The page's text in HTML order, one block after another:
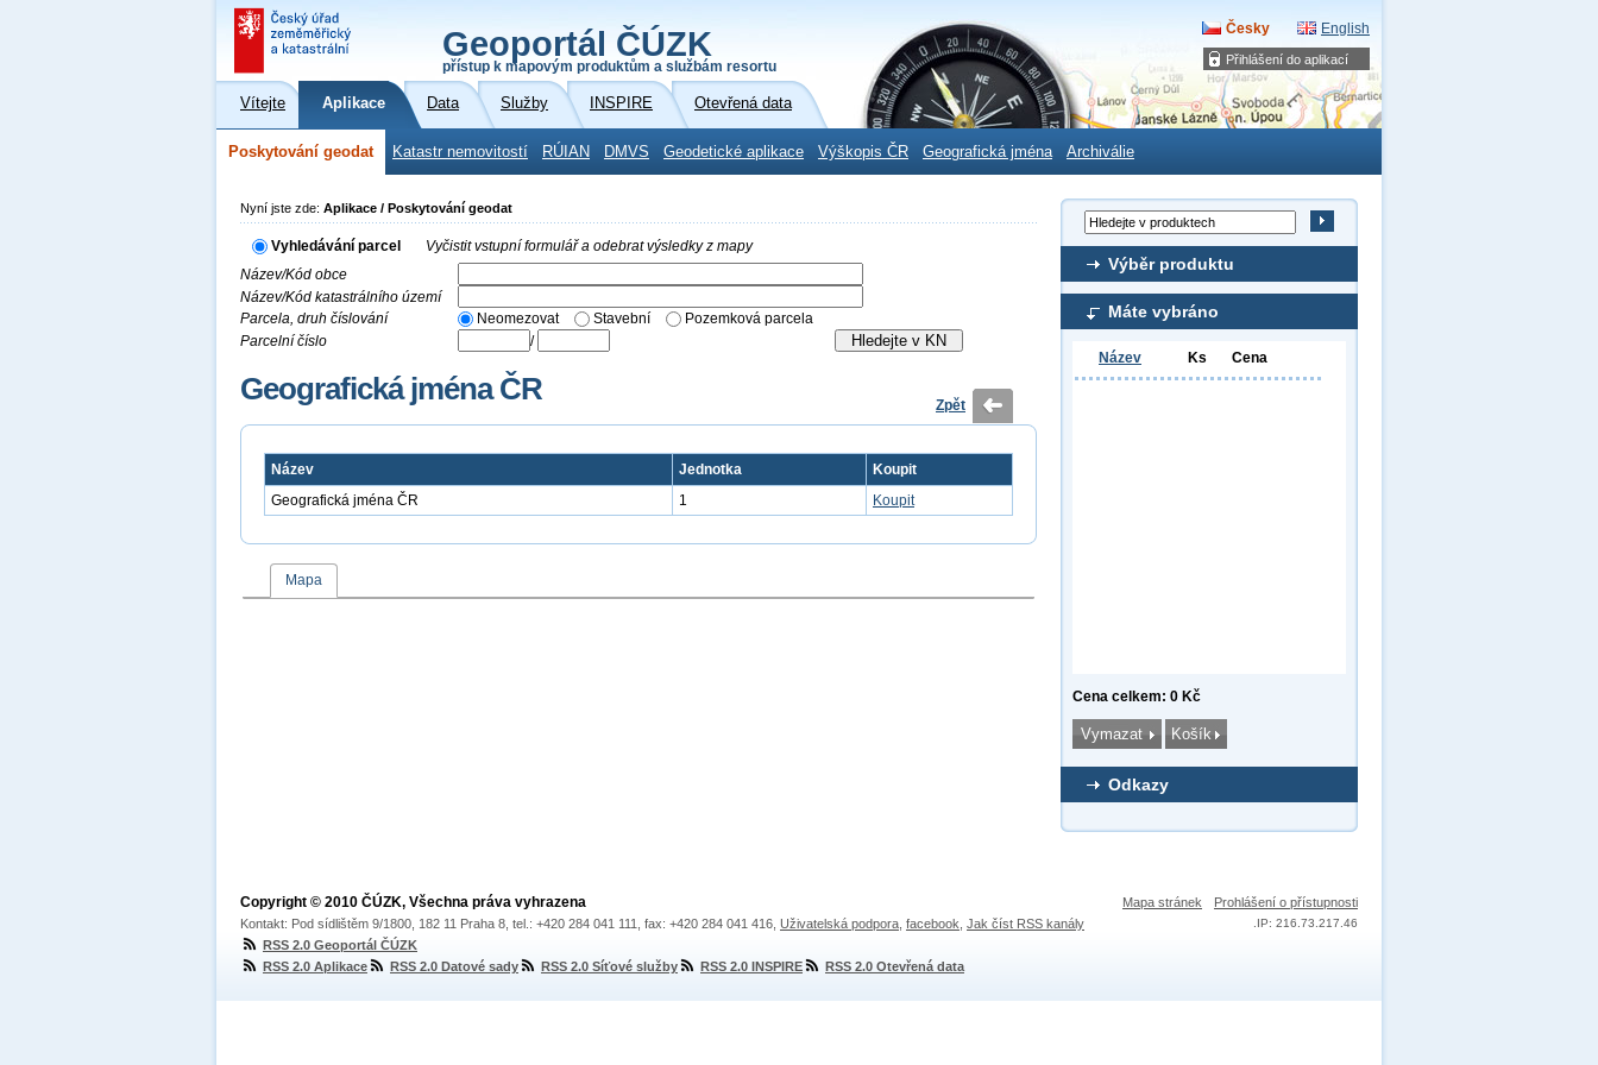
Přihlášení do aplikací
Geoportál ČÚZK
přístup k mapovým produktům a službám resortu
Česky English
Vítejte Aplikace Data Služby INSPIRE Otevřená data
Poskytování geodat Katastr nemovitostí RÚIAN DMVS Geodetické aplikace Výškopis ČR Geografická jména Archiválie
Výběr produktu
Máte vybráno
Název Ks Cena
Cena celkem: 0 Kč
Odkazy
Nyní jste zde: Aplikace / Poskytování geodat
Vyhledávání parcel
Vyčistit vstupní formulář a odebrat výsledky z mapy
Název/Kód obce
Název/Kód katastrálního území
Parcela, druh číslování
Neomezovat Stavební
Pozemková parcela
Parcelní číslo
/
Geografická jména ČR Zpět
Název Jednotka
Koupit
Geografická jména ČR
1 Koupit
Mapa
Mapa stránek Prohlášení o přístupnosti
IP: 216.73.217.46
Copyright © 2010 ČÚZK, Všechna práva vyhrazena
Kontakt: Pod sídlištěm 9/1800, 182 11 Praha 8, tel.: +420 284 041 111, fax: +420 284 041 416, Uživatelská podpora facebook Jak číst RSS kanály
RSS 2.0 Geoportál ČÚZK
RSS 2.0 Aplikace
RSS 2.0 Datové sady RSS 2.0 Síťové služby RSS 2.0 INSPIRE RSS 2.0 Otevřená data